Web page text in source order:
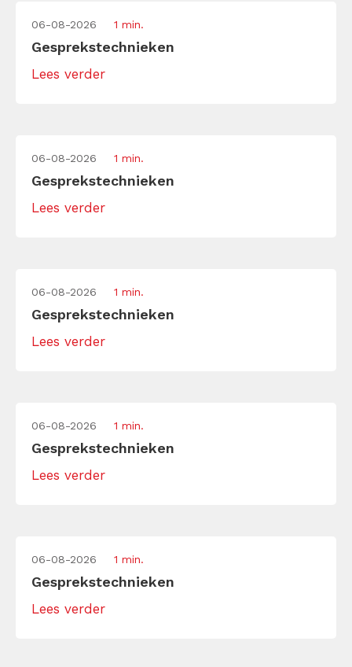
06-08-2026 1 min.
Gesprekstechnieken
Lees verder
06-08-2026 1 min.
Gesprekstechnieken
Lees verder
06-08-2026 1 min.
Gesprekstechnieken
Lees verder
06-08-2026 1 min.
Gesprekstechnieken
Lees verder
06-08-2026 1 min.
Gesprekstechnieken
Lees verder